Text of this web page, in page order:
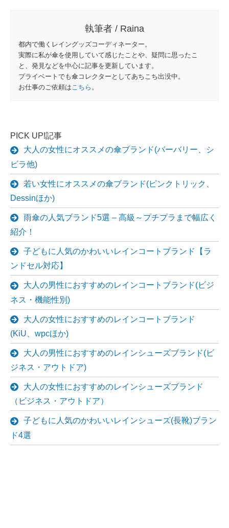
執筆者 / Raina
都内で働くレイングッズコーディネーター。
実際に私が傘を使用していて感じたことや、疑問に思ったこ
と、発見などを中心に記事を更新しています。
プライベートでも傘コレクターとしてあちこち出没中。
お仕事のご依頼はこちら 。
PICK UP!記事
大人の女性にオススメの傘ブランド(バーバリー、シ
ビラ他)
若い女性にオススメの傘ブランド(ピンクトリック、
Dessinほか)
雨傘の人気ブランド5選 – 高級～プチプラまで幅広く
紹介！
子どもに人気のかわいいレインコートブランド【ラ
ンドセル対応】
大人の男性におすすめのレインコートブランド(ビジ
ネス・機能性別)
大人の女性におすすめのレインコートブランド
(KiU、wpcほか)
大人の男性におすすめのレインシューズブランド(ビ
ジネス・アウトドア)
大人の女性におすすめのレインシューズブランド
（ビジネス・アウトドア）
子どもに人気のかわいいレインシューズ(長靴)ブラン
ド4選